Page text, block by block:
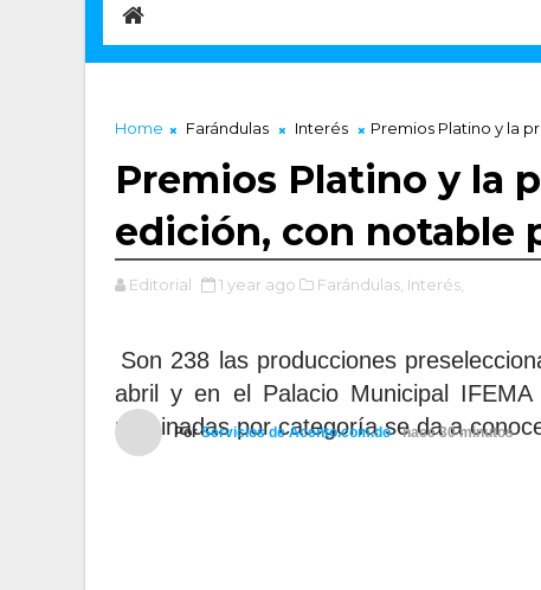
Home Farándulas Interés Premios Platino y la
Premios Platino y la
edición, con notable
Editorial 1 year ago Farándulas, Interés,
Son 238 las producciones
abril y en el Palacio Municipal
nominadas por categoría se da a
PorServicios de Acento.com.do hace 30 minutos